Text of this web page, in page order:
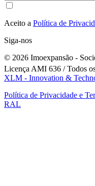
Aceito a Política de
Siga-nos
© 2026 Imoexpansão -
Licença AMI 636 / Todos
XLM - Innovation &
Política de Privacidade e
RAL